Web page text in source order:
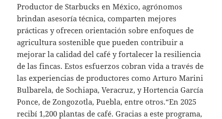
Productor de Starbucks en México, agrónomos
brindan asesoría técnica, comparten mejores
prácticas y ofrecen orientación sobre enfoques de
agricultura sostenible que pueden contribuir a
mejorar la calidad del café y fortalecer la resiliencia
de las fincas. Estos esfuerzos cobran vida a través de
las experiencias de productores como Arturo Marini
Bulbarela, de Sochiapa, Veracruz, y Hortencia García
Ponce, de Zongozotla, Puebla, entre otros.“En 2025
recibí 1,200 plantas de café. Gracias a este programa,